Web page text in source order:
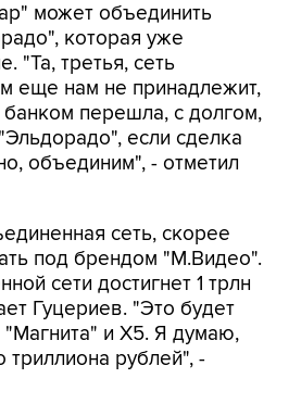
может объединить
которая уже
"Та, третья, сеть
еще нам не принадлежит,
перешла, с долгом,
если сделка
объединим", - отметил
сеть, скорее
под брендом "М.Видео".
сети достигнет 1 трлн
Гуцериев. "Это будет
"Магнита" и Х5. Я думаю,
рублей", -